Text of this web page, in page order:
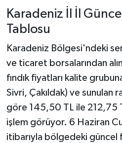
Karadeniz İl İl
Tablosu
Karadeniz Bölgesi'ndeki
ve ticaret borsalarından
fındık fiyatları kalite
Sivri, Çakıldak) ve sunulan
göre 145,50 TL ile 212,75
işlem görüyor. 6 Haziran
itibarıyla bölgedeki güncel